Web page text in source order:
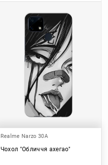
Realme Narzo 30A
Чохол "Обличчя ахегао"